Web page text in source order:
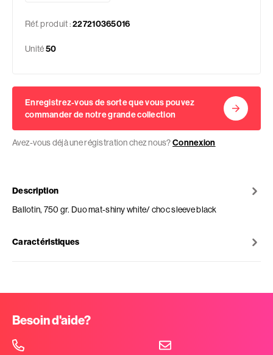
Réf. produit :227210365016
Unité50
Enregistrez-vous de sorte que vous pouvez
commander de notre grande collection
Avez-vous déjà une régistration chez nous?Connexion
Description
Ballotin, 750 gr. Duo mat-shiny white/ choc sleeve black
Caractéristiques
Besoin d'aide?